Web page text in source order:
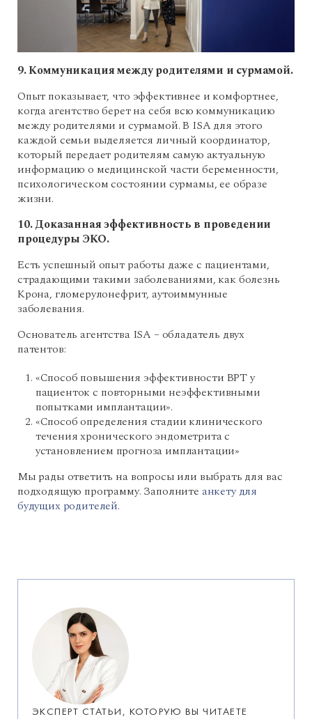
9. Коммуникация между родителями и сурмамой.
Опыт показывает, что эффективнее и комфортнее,
когда агентство берет на себя всю коммуникацию
между родителями и сурмамой. В ISA для этого
каждой семьи выделяется личный координатор,
который передает родителям самую актуальную
информацию о медицинской части беременности,
психологическом состоянии сурмамы, ее образе
жизни.
10. Доказанная эффективность в проведении
процедуры ЭКО.
Есть успешный опыт работы даже с пациентами,
страдающими такими заболеваниями, как болезнь
Крона, гломерулонефрит, аутоиммунные
заболевания.
Основатель агентства ISA – обладатель двух
патентов:
«Способ повышения эффективности ВРТ у
пациенток с повторными неэффективными
попытками имплантации».
«Способ определения стадии клинического
течения хронического эндометрита с
установлением прогноза имплантации»
Мы рады ответить на вопросы или выбрать для вас
подходящую программу. Заполните анкету для
будущих родителей.
ЭКСПЕРТ СТАТЬИ, КОТОРУЮ ВЫ ЧИТАЕТЕ